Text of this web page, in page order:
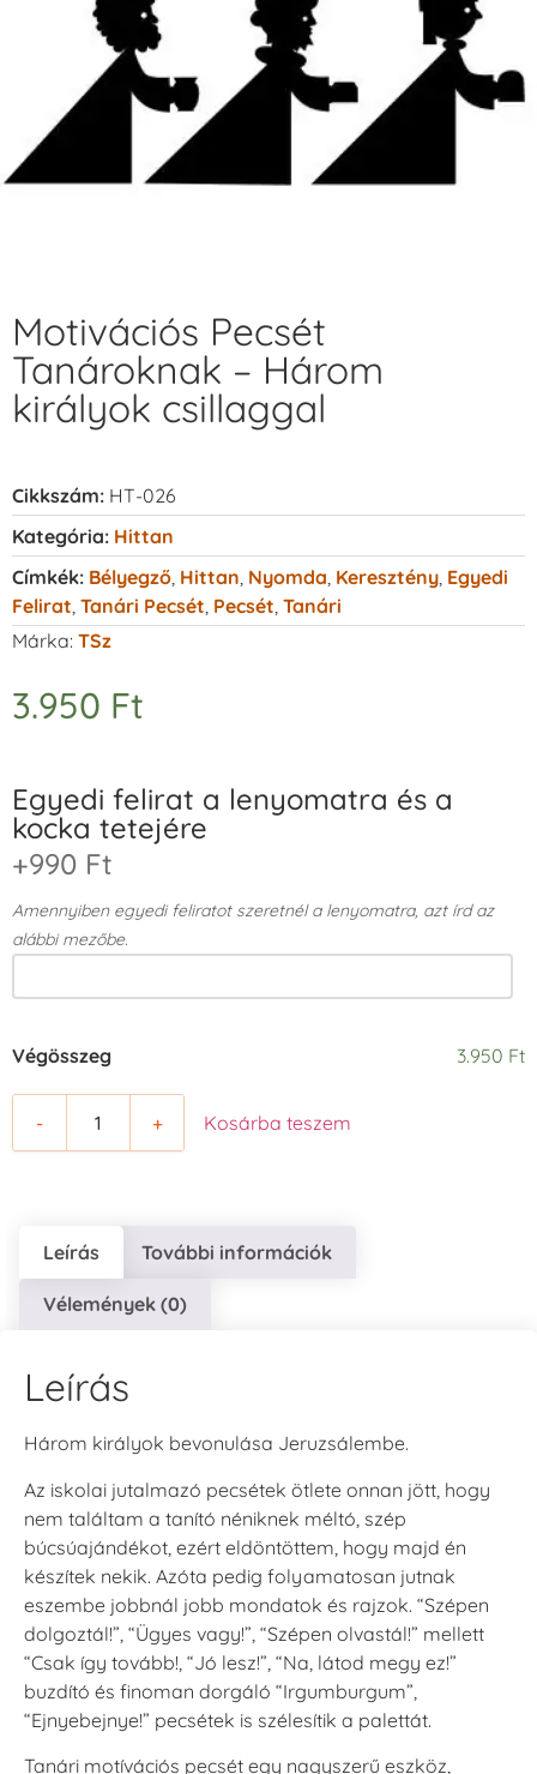
Motivációs Pecsét
Tanároknak – Három
királyok csillaggal
Cikkszám: HT-026
Kategória: Hittan
Címkék: Bélyegző Hittan Nyomda Keresztény Egyedi
Felirat Tanári Pecsét Pecsét Tanári
Márka: TSz
3.950 Ft
Egyedi felirat a lenyomatra és a
kocka tetejére
+990 Ft
Amennyiben egyedi feliratot szeretnél a lenyomatra, azt írd az
alábbi mezőbe.
Végösszeg 3.950 Ft
- + Kosárba teszem
Leírás További információk
Vélemények (0)
Leírás
Három királyok bevonulása Jeruzsálembe.
Az iskolai jutalmazó pecsétek ötlete onnan jött, hogy
nem találtam a tanító néniknek méltó, szép
búcsúajándékot, ezért eldöntöttem, hogy majd én
készítek nekik. Azóta pedig folyamatosan jutnak
eszembe jobbnál jobb mondatok és rajzok. “Szépen
dolgoztál!”, “Ügyes vagy!”, “Szépen olvastál!” mellett
“Csak így tovább!, “Jó lesz!”, “Na, látod megy ez!”
buzdító és finoman dorgáló “Irgumburgum”,
“Ejnyebejnye!” pecsétek is szélesítik a palettát.
Tanári motívációs pecsét egy nagyszerű eszköz,